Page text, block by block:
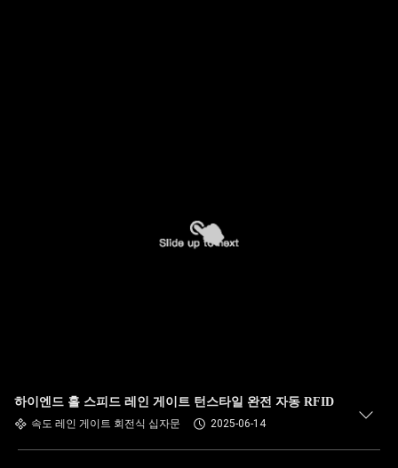
하이엔드 홀 스피드 레인 게이트 턴스타일 완전 자동 RFID
속도 레인 게이트 회전식 십자문 2025-06-14